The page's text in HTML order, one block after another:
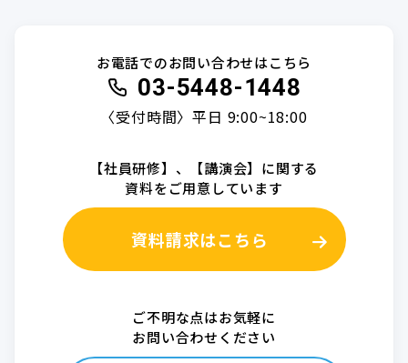
お電話でのお問い合わせはこちら
03-5448-1448
〈受付時間〉平日 9:00~18:00
【社員研修】、【講演会】に関する
資料をご用意しています
資料請求はこちら
ご不明な点はお気軽に
お問い合わせください